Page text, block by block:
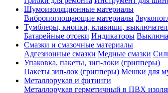
Шумоизоляционные материалы
Вибропоглощающие материалы
Тумблеры, кнопки, клавиши,
Батарейные отсеки Индикаторы
Смазки и смазочные материалы
Адгезионные смазки Медные смазки
Упаковка, пакеты, зип-локи (грипперы)
Пакеты зип-лок (грипперы) Мешки для
Металлорукав и фитинги
Металлорукав герметичный в ПВХ